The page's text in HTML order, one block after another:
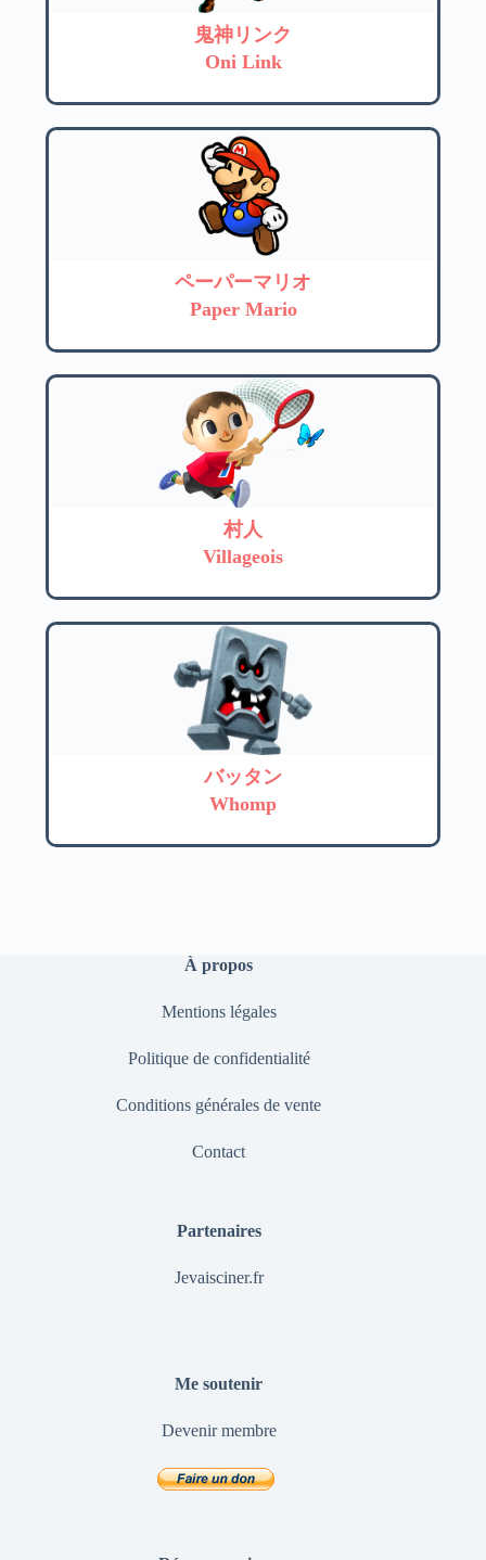
鬼神リンク
Oni Link
ペーパーマリオ
Paper Mario
村人
Villageois
バッタン
Whomp
À propos
Mentions légales
Politique de confidentialité
Conditions générales de vente
Contact
Partenaires
Jevaisciner.fr
Me soutenir
Devenir membre